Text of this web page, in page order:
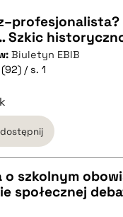
Szkic
Biuletyn EBIB
/ s. 1
o szkolnym
społecznej